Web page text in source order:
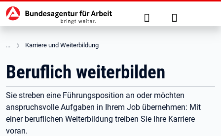
zu den Hauptinhalten springen
Hauptnavigation Suche Anmelden
Karriere und Weiterbildung
Beruflich weiterbilden
Sie streben eine Führungsposition an oder möchten
anspruchsvolle Aufgaben in Ihrem Job übernehmen: Mit
einer beruflichen Weiterbildung treiben Sie Ihre Karriere
voran.